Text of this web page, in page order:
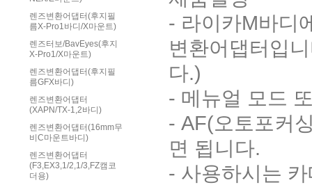
렌즈변환어댑터(후지필
름X-Pro1바디/X마운트)
렌즈터보/BavEyes(후지
X-Pro1/X마운트)
렌즈변환어댑터(후지필
름GFX바디)
렌즈변환어댑터
(XAPN/TX-1,2바디)
렌즈변환어댑터(16mm무
비C마운트바디)
렌즈변환어댑터
(F3,EX3,1/2,1/3,FZ캠코
더용)
- 라이카M바디
변환어댑터입
다.)
- 메뉴얼 모드
- AF(오토포커
면 됩니다.
- 사용하시는